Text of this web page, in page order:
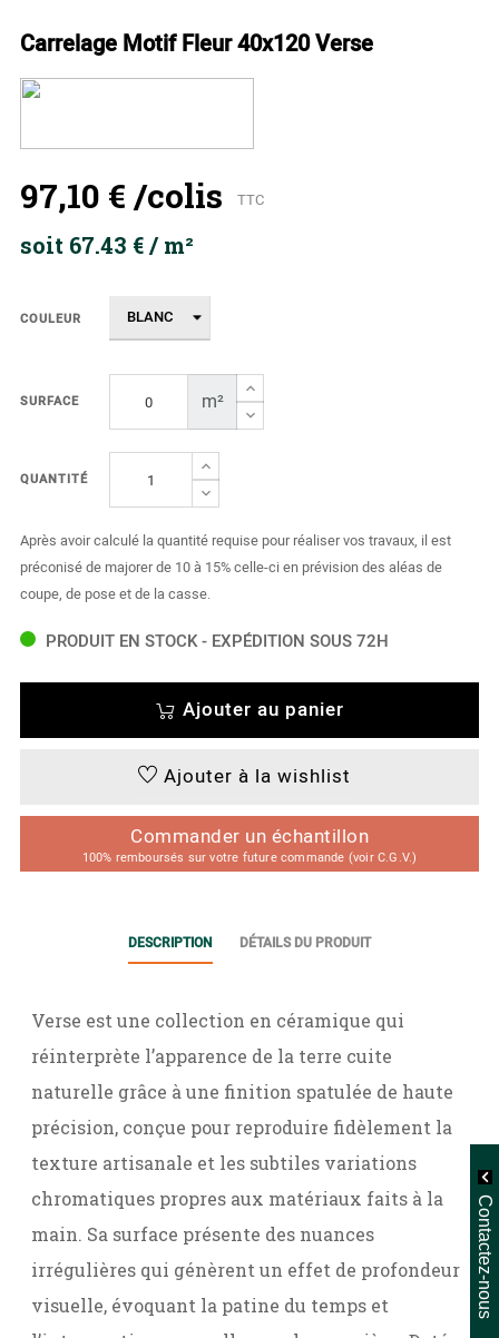
Carrelage Motif Fleur 40x120 Verse
97,10 € /colis TTC
soit 67.43 € / m²
COULEUR
SURFACE m²
QUANTITÉ
Après avoir calculé la quantité requise pour réaliser vos travaux, il est
préconisé de majorer de 10 à 15% celle-ci en prévision des aléas de
coupe, de pose et de la casse.
PRODUIT EN STOCK - EXPÉDITION SOUS 72H
Ajouter au panier
Ajouter à la wishlist
Commander un échantillon
100% remboursés sur votre future commande (voir C.G.V.)
DESCRIPTION DÉTAILS DU PRODUIT
Verse est une collection en céramique qui
réinterprète l’apparence de la terre cuite
naturelle grâce à une finition spatulée de haute
précision, conçue pour reproduire fidèlement la
texture artisanale et les subtiles variations
chromatiques propres aux matériaux faits à la
main. Sa surface présente des nuances
irrégulières qui génèrent un effet de profondeur
visuelle, évoquant la patine du temps et
Contactez-nous